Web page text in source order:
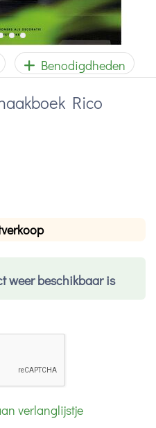
Benodigdheden
Rico
weer beschikbaar is
verlanglijstje